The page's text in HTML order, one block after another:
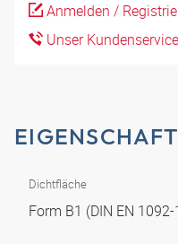
Anmelden /
Unser
Dichtfläche
Form B1 (DIN EN 1092-